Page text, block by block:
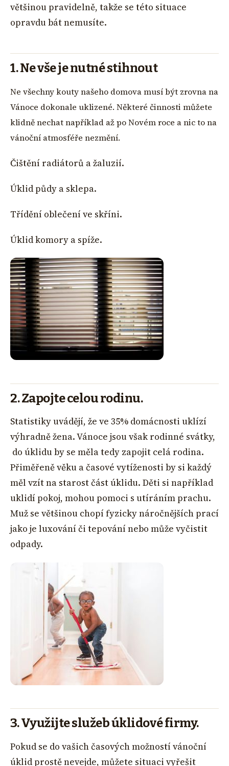
většinou pravidelně, takže se této situace
opravdu bát nemusíte.
1. Ne vše je nutné stihnout
Ne všechny kouty našeho domova musí být zrovna na
Vánoce dokonale uklizené. Některé činnosti můžete
klidně nechat například až po Novém roce a nic to na
vánoční atmosféře nezmění.
Čištění radiátorů a žaluzií.
Úklid půdy a sklepa.
Třídění oblečení ve skříni.
Úklid komory a spíže.
2. Zapojte celou rodinu.
Statistiky uvádějí, že ve 35% domácnosti uklízí
výhradně žena. Vánoce jsou však rodinné svátky,
do úklidu by se měla tedy zapojit celá rodina.
Přiměřeně věku a časové vytíženosti by si každý
měl vzít na starost část úklidu. Děti si například
uklidí pokoj, mohou pomoci s utíráním prachu.
Muž se většinou chopí fyzicky náročnějších prací
jako je luxování či tepování nebo může vyčistit
odpady.
3. Využijte služeb úklidové firmy.
Pokud se do vašich časových možností vánoční
úklid prostě nevejde, můžete situaci vyřešit